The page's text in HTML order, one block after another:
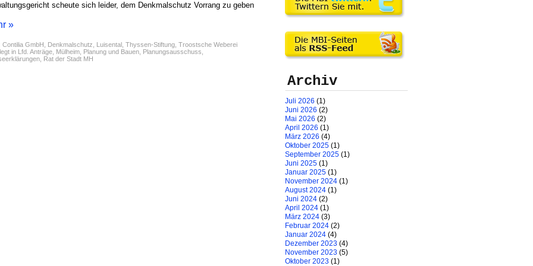
scheute sich leider, dem Denkmalschutz Vorrang zu geben
»
Contilia GmbH Denkmalschutz Luisental Thyssen-Stiftung Troostsche Weberei
in Lfd. Anträge Mülheim Planung und Bauen Planungsausschuss
Rat der Stadt MH
Archiv
Juli 2026 (1)
Juni 2026 (2)
Mai 2026 (2)
April 2026 (1)
März 2026 (4)
Oktober 2025 (1)
September 2025 (1)
Juni 2025 (1)
Januar 2025 (1)
November 2024 (1)
August 2024 (1)
Juni 2024 (2)
April 2024 (1)
März 2024 (3)
Februar 2024 (2)
Januar 2024 (4)
Dezember 2023 (4)
November 2023 (5)
Oktober 2023 (1)